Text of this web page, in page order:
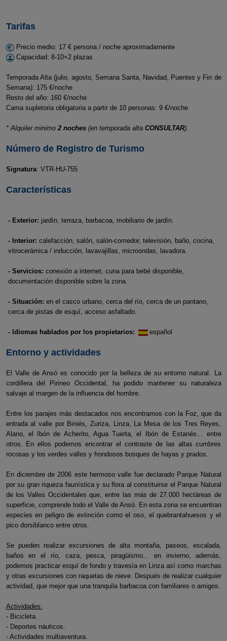
Tarifas
Precio medio: 17 € persona / noche aproximadamente
Capacidad: 8-10+2 plazas
Temporada Alta (julio, agosto, Semana Santa, Navidad, Puentes y Fin de
Semana): 175 €/noche
Resto del año: 160 €/noche
Cama supletoria obligatoria a partir de 10 personas: 9 €/noche
* Alquiler minimo 2 noches (en temporada alta CONSULTAR).
Número de Registro de Turismo
Signatura: VTR-HU-755
Características
- Exterior: jardín, terraza, barbacoa, mobiliario de jardín.
- Interior: calefacción, salón, salón-comedor, televisión, baño, cocina,
vitrocerámica / inducción, lavavajillas, microondas, lavadora.
- Servicios: conexión a internet, cuna para bebé disponible,
documentación disponible sobre la zona.
- Situación: en el casco urbano, cerca del río, cerca de un pantano,
cerca de pistas de esquí, acceso asfaltado.
- Idiomas hablados por los propietarios: español
Entorno y actividades
El Valle de Ansó es conocido por la belleza de su entorno natural. La
cordillera del Pirineo Occidental, ha podido mantener su naturaleza
salvaje al margen de la influencia del hombre.
Entre los parajes más destacados nos encontramos con la Foz, que da
entrada al valle por Biniés, Zuriza, Linza, La Mesa de los Tres Reyes,
Alano, el Ibón de Acherito, Agua Tuerta, el Ibón de Estanés... entre
otros. En ellos podemos encontrar el contraste de las altas cumbres
rocosas y los verdes valles y frondosos bosques de hayas y prados.
En diciembre de 2006 este hermoso valle fue declarado Parque Natural
por su gran riqueza faunística y su flora al constituirse el Parque Natural
de los Valles Occidentales que, entre las más de 27.000 hectáreas de
superficie, comprende todo el Valle de Ansó. En esta zona se encuentran
especies en peligro de extinción como el oso, el quebrantahuesos y el
pico dorsiblanco entre otros.
Se pueden realizar excursiones de alta montaña, paseos, escalada,
baños en el río, caza, pesca, piragüismo... en invierno, además,
podemos practicar esquí de fondo y travesía en Linza así como marchas
y otras excursiones con raquetas de nieve. Después de realizar cualquier
actividad, que mejor que una tranquila barbacoa con familiares o amigos.
Actividades:
- Bicicleta.
- Deportes náuticos.
- Actividades multiaventura.